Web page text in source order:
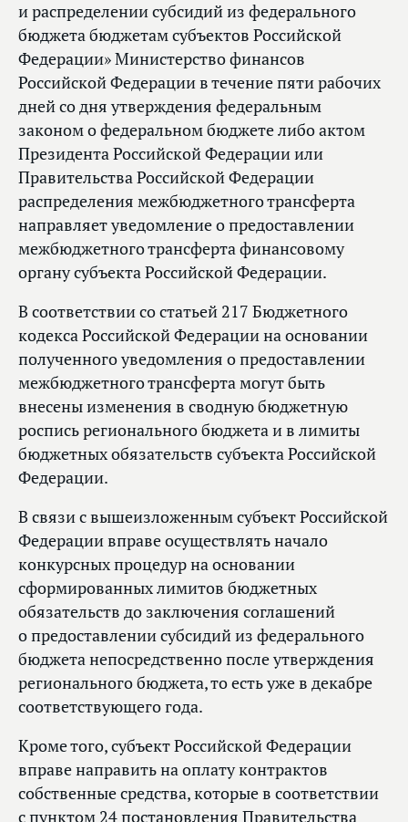
и распределении субсидий из федерального
бюджета бюджетам субъектов Российской
Федерации» Министерство финансов
Российской Федерации в течение пяти рабочих
дней со дня утверждения федеральным
законом о федеральном бюджете либо актом
Президента Российской Федерации или
Правительства Российской Федерации
распределения межбюджетного трансферта
направляет уведомление о предоставлении
межбюджетного трансферта финансовому
органу субъекта Российской Федерации.
В соответствии со статьей 217 Бюджетного
кодекса Российской Федерации на основании
полученного уведомления о предоставлении
межбюджетного трансферта могут быть
внесены изменения в сводную бюджетную
роспись регионального бюджета и в лимиты
бюджетных обязательств субъекта Российской
Федерации.
В связи с вышеизложенным субъект Российской
Федерации вправе осуществлять начало
конкурсных процедур на основании
сформированных лимитов бюджетных
обязательств до заключения соглашений
о предоставлении субсидий из федерального
бюджета непосредственно после утверждения
регионального бюджета, то есть уже в декабре
соответствующего года.
Кроме того, субъект Российской Федерации
вправе направить на оплату контрактов
собственные средства, которые в соответствии
с пунктом 24 постановления Правительства